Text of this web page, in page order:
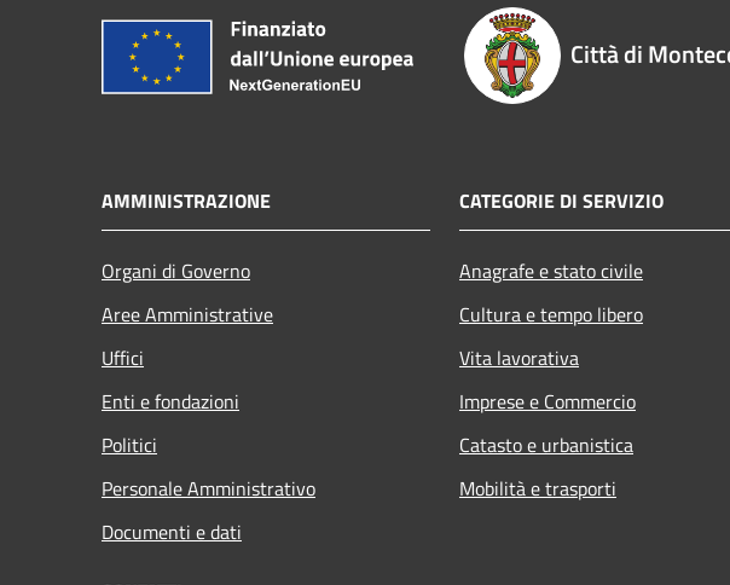
Città di
AMMINISTRAZIONE
Organi di Governo
Aree Amministrative
Uffici
Enti e fondazioni
Politici
Personale Amministrativo
Documenti e dati
CATEGORIE DI SERVIZIO
Anagrafe e stato civile
Cultura e tempo libero
Vita lavorativa
Imprese e Commercio
Catasto e urbanistica
Mobilità e trasporti